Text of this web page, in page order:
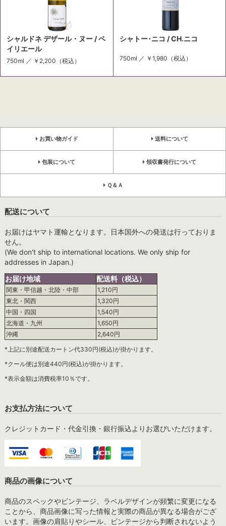
シャルドネ デザール・ヌー / ペ
イリエール
750ml ／ ￥2,200 （税込）
シャトー･ニコ / CH.ニコ
750ml ／ ￥1,980 （税込）
お買い物ガイド 送料について
包装について 領収書発行について
Ｑ＆Ａ
配送について
お届けはヤマト運輸となります。日本国外への発送は行っておりま
せん。
(We don't ship to international locations. We only ship for
addresses in Japan.)
お届け地域
配送料（税込）
関東・甲信越・北陸・中部
1,210円
東北・関西
1,320円
中国・四国
1,540円
北海道・九州
1,650円
沖縄
2,640円
*上記に別途配送カートン代330円(税込)が掛かります。
*クール便は別途440円(税込)が掛かります。
*表示金額は消費税率10％です。
お支払方法について
クレジットカード・代金引換・銀行振込よりお選びいただけます。
商品の画像について
商品のスペックやビンテージ、ラベルデザインが頻繁に変更になる
ことから、商品画像に写った情報と実際の商品が異なる場合がござ
います。画像の肩貼りやシール、ビンテージから判断されないよう